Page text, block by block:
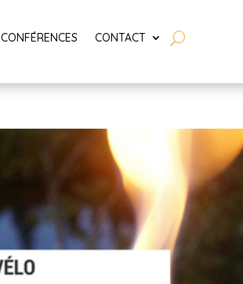
CONFÉRENCES CONTACT